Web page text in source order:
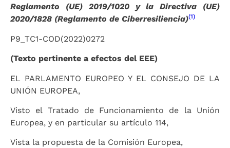
Reglamento (UE) 2019/1020 y la Directiva (UE)
2020/1828 (Reglamento de Ciberresiliencia)(1)
P9_TC1-COD(2022)0272
(Texto pertinente a efectos del EEE)
EL PARLAMENTO EUROPEO Y EL CONSEJO DE LA
UNIÓN EUROPEA,
Visto el Tratado de Funcionamiento de la Unión
Europea, y en particular su artículo 114,
Vista la propuesta de la Comisión Europea,